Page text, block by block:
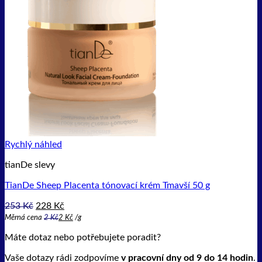
Rychlý náhled
tianDe slevy
TianDe Sheep Placenta tónovací krém Tmavší 50 g
253Kč Původní
cena
253 Kč.
228 Kč
cena
228 Kč.
Měrná cena 2Kč2 Kč /g
Máte dotaz nebo potřebujete poradit?
Vaše dotazy rádi zodpovíme v pracovní dny od 9 do 14 hodin.